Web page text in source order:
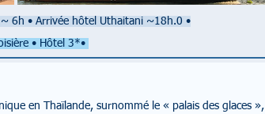
~ 6h • Arrivée hôtel Uthaitani~18h.0 •
• Hôtel 3*•
en Thaïlande, surnommé le « palais des glaces »,